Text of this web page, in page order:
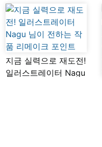
지금 실력으로 재도전!
일러스트레이터 Nagu